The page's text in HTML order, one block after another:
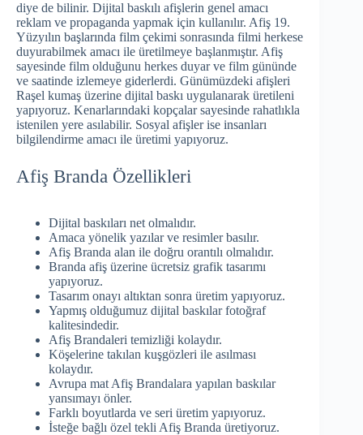
diye de bilinir. Dijital baskılı afişlerin genel amacı
reklam ve propaganda yapmak için kullanılır. Afiş 19.
Yüzyılın başlarında film çekimi sonrasında filmi herkese
duyurabilmek amacı ile üretilmeye başlanmıştır. Afiş
sayesinde film olduğunu herkes duyar ve film gününde
ve saatinde izlemeye giderlerdi. Günümüzdeki afişleri
Raşel kumaş üzerine dijital baskı uygulanarak üretileni
yapıyoruz. Kenarlarındaki kopçalar sayesinde rahatlıkla
istenilen yere asılabilir. Sosyal afişler ise insanları
bilgilendirme amacı ile üretimi yapıyoruz.
Afiş Branda Özellikleri
Dijital baskıları net olmalıdır.
Amaca yönelik yazılar ve resimler basılır.
Afiş Branda alan ile doğru orantılı olmalıdır.
Branda afiş üzerine ücretsiz grafik tasarımı
yapıyoruz.
Tasarım onayı altıktan sonra üretim yapıyoruz.
Yapmış olduğumuz dijital baskılar fotoğraf
kalitesindedir.
Afiş Brandaleri temizliği kolaydır.
Köşelerine takılan kuşgözleri ile asılması
kolaydır.
Avrupa mat Afiş Brandalara yapılan baskılar
yansımayı önler.
Farklı boyutlarda ve seri üretim yapıyoruz.
İsteğe bağlı özel tekli Afiş Branda üretiyoruz.